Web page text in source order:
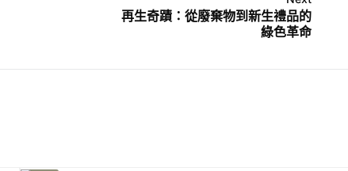
再生奇蹟：從廢棄物到新生禮品的
綠色革命